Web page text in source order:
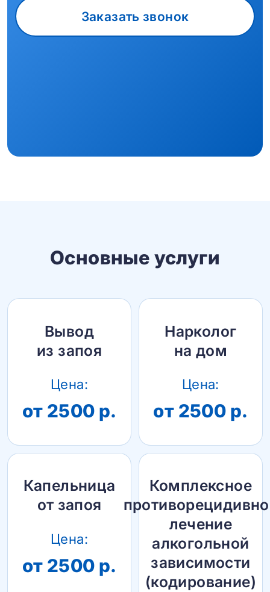
Заказать звонок
Основные услуги
Вывод
из запоя
Цена:
от 2500 р.
Нарколог
на дом
Цена:
от 2500 р.
Капельница
от запоя
Цена:
от 2500 р.
Комплексное
лечение
алкогольной
зависимости
(кодирование)